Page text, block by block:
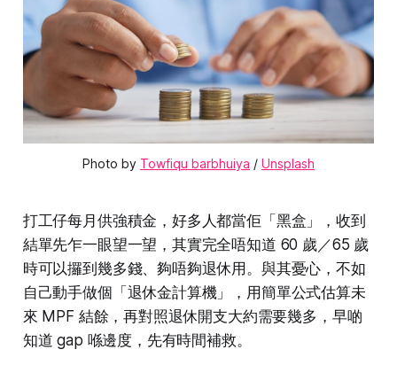
Photo by Towfiqu barbhuiya / Unsplash
打工仔每月供強積金，好多人都當佢「黑盒」，收到
結單先乍一眼望一望，其實完全唔知道 60 歲／65 歲
時可以攞到幾多錢、夠唔夠退休用。與其憂心，不如
自己動手做個「退休金計算機」，用簡單公式估算未
來 MPF 結餘，再對照退休開支大約需要幾多，早啲
知道 gap 喺邊度，先有時間補救。